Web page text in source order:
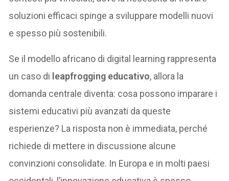
soluzioni efficaci spinge a sviluppare modelli nuovi
e spesso più sostenibili.
Se il modello africano di digital learning rappresenta
un caso di leapfrogging educativo, allora la
domanda centrale diventa: cosa possono imparare i
sistemi educativi più avanzati da queste
esperienze? La risposta non è immediata, perché
richiede di mettere in discussione alcune
convinzioni consolidate. In Europa e in molti paesi